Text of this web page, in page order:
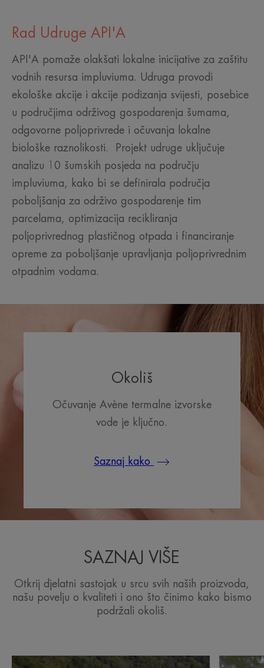
Rad Udruge API'A
API'A pomaže olakšati lokalne inicijative za zaštitu
vodnih resursa impluviuma. Udruga provodi
ekološke akcije i akcije podizanja svijesti, posebice
u područjima održivog gospodarenja šumama,
odgovorne poljoprivrede i očuvanja lokalne
biološke raznolikosti. Projekt udruge uključuje
analizu 10 šumskih posjeda na području
impluviuma, kako bi se definirala područja
poboljšanja za održivo gospodarenje tim
parcelama, optimizacija recikliranja
poljoprivrednog plastičnog otpada i financiranje
opreme za poboljšanje upravljanja poljoprivrednim
otpadnim vodama.
Okoliš
Očuvanje Avène termalne izvorske
vode je ključno.
Saznaj kako
SAZNAJ VIŠE
Otkrij djelatni sastojak u srcu svih naših proizvoda,
našu povelju o kvaliteti i ono što činimo kako bismo
podržali okoliš.
Otkrij
Otkrij